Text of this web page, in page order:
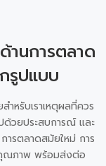
านการตลาด
รูปแบบ
ำหรับเราเหตุผลที่ควร
ด้วยประสบการณ์ และ
ารตลาดสมัยใหม่ การ
ณภาพ พร้อมส่งต่อ